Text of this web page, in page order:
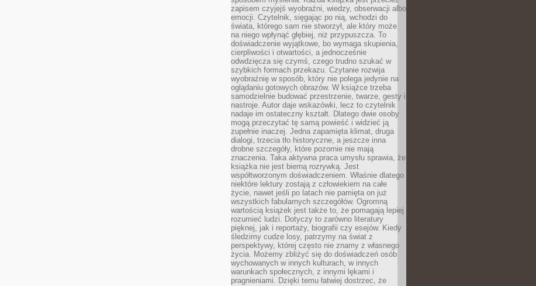
zapisem czyjejś wyobraźni, wiedzy, obserwacji albo
emocji. Czytelnik, sięgając po nią, wchodzi do
świata, którego sam nie stworzył, ale który może
na niego wpłynąć głębiej, niż przypuszcza. To
doświadczenie wyjątkowe, bo wymaga skupienia,
cierpliwości i otwartości, a jednocześnie
odwdzięcza się czymś, czego trudno szukać w
szybkich formach przekazu. Czytanie rozwija
wyobraźnię w sposób, który nie polega jedynie na
oglądaniu gotowych obrazów. W książce trzeba
samodzielnie budować przestrzenie, twarze, gesty i
nastroje. Autor daje wskazówki, lecz to czytelnik
nadaje im ostateczny kształt. Dlatego dwie osoby
mogą przeczytać tę samą powieść i widzieć ją
zupełnie inaczej. Jedna zapamięta klimat, druga
dialogi, trzecia tło historyczne, a jeszcze inna
drobne szczegóły, które pozornie nie mają
znaczenia. Taka aktywna praca umysłu sprawia, że
książka nie jest bierną rozrywką. Jest
współtworzonym doświadczeniem. Właśnie dlatego
niektóre lektury zostają z człowiekiem na całe
życie, nawet jeśli po latach nie pamięta on już
wszystkich fabularnych szczegółów. Ogromną
wartością książek jest także to, że pomagają lepiej
rozumieć ludzi. Dotyczy to zarówno literatury
pięknej, jak i reportaży, biografii czy esejów. Kiedy
śledzimy cudze losy, patrzymy na świat z
perspektywy, której często nie znamy z własnego
życia. Możemy zbliżyć się do doświadczeń osób
wychowanych w innych kulturach, w innych
warunkach społecznych, z innymi lękami i
pragnieniami. Dzięki temu łatwiej dostrzec, że